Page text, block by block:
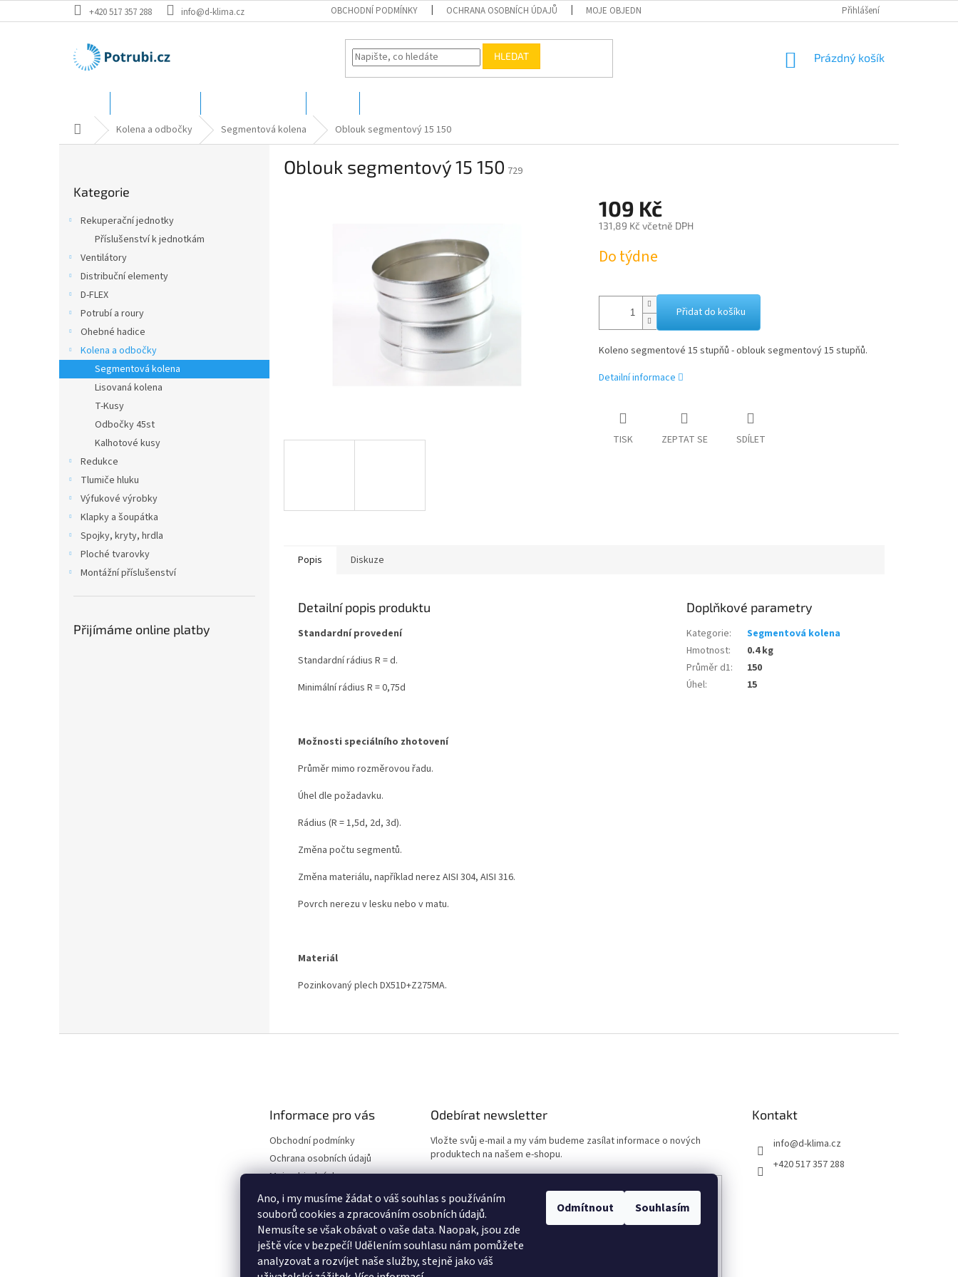
Ano, i my musíme žádat o váš souhlas s používáním
souborů cookies a zpracováním osobních údajů.
Nemusíte se však obávat o vaše data. Naopak, jsou zde
ještě více v bezpečí! Udělením souhlasu nám pomůžete
analyzovat a rozvíjet naše služby, stejně jako váš
Odmítnout Souhlasím
na
+420 517 357 288 info@d-klima.cz OBCHODNÍ PODMÍNKY OCHRANA OSOBNÍCH ÚDAJŮ MOJE OBJEDNÁVKA Přihlášení
HLEDAT
NÁKUPNÍ
Prázdný košík
Domů Kolena a odbočky Segmentová kolena Oblouk segmentový 15 150
l
kategorie
Kategorie
Rekuperační jednotky
Příslušenství k jednotkám
Ventilátory
Distribuční elementy
D-FLEX
Potrubí a roury
Ohebné hadice
Kolena a odbočky
Segmentová kolena
Lisovaná kolena
T-Kusy
Odbočky 45st
Kalhotové kusy
Redukce
Tlumiče hluku
Výfukové výrobky
Klapky a šoupátka
Spojky, kryty, hrdla
Ploché tvarovky
Montážní příslušenství
Přijímáme online platby
Oblouk segmentový 15 150 729
109 Kč
131,89 Kč včetně DPH
cena:
Do týdne
Přidat do košíku
Koleno segmentové 15 stupňů - oblouk segmentový 15 stupňů.
Detailní informace
TISK ZEPTAT SE SDÍLET
Popis Diskuze
Detailní popis produktu
Standardní provedení
Standardní rádius R = d.
Minimální rádius R = 0,75d
Možnosti speciálního zhotovení
Průměr mimo rozměrovou řadu.
Úhel dle požadavku.
Rádius (R = 1,5d, 2d, 3d).
Změna počtu segmentů.
Změna materiálu, například nerez AISI 304, AISI 316.
Povrch nerezu v lesku nebo v matu.
Materiál
Pozinkovaný plech DX51D+Z275MA.
Doplňkové parametry
Kategorie:
Segmentová kolena
Hmotnost:
0.4 kg
Průměr d1:
150
Úhel: 15
Informace pro vás
Obchodní podmínky
Ochrana osobních údajů
Moje objednávka
Odebírat newsletter
Vložte svůj e-mail a my vám budeme zasílat informace o nových
produktech na našem e-shopu.
Vložením e-mailu souhlasíte s
údajů
PŘIHLÁSIT SE
Kontakt
info@d-klima.cz
+420 517 357 288